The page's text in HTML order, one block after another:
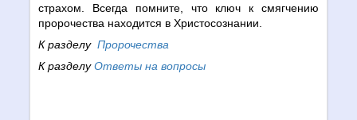
страхом. Всегда помните, что ключ к смягчению
пророчества находится в Христосознании.
К разделуПророчества
К разделуОтветы на вопросы